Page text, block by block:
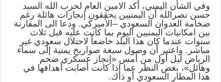
وفي الشأن اليمني، أكد الامين العام لحزب الله السيد
حسن نصرالله أن اليمنيين يحققون إنجازات هائلة رغم
ضخامة العدوان السعودي –الأميركي. ودعا الى المقارنة
بين امكانيات اليمنيين اليوم بما كانت عليه قبل ثلاث
سنوات عندما كان هذا البلد خاضعاً لاحتلال سعودي غير
مباشر. واعتبر أن وصول سبعة صواريخ يمنية إلى سماء
الرياض ليل أول من أمس «إنجاز عسكري ضخم
وهائل»، بغض النظر عما إذا كانت أصابت أهدافها في
هذا المطار السعودي أو ذاك.